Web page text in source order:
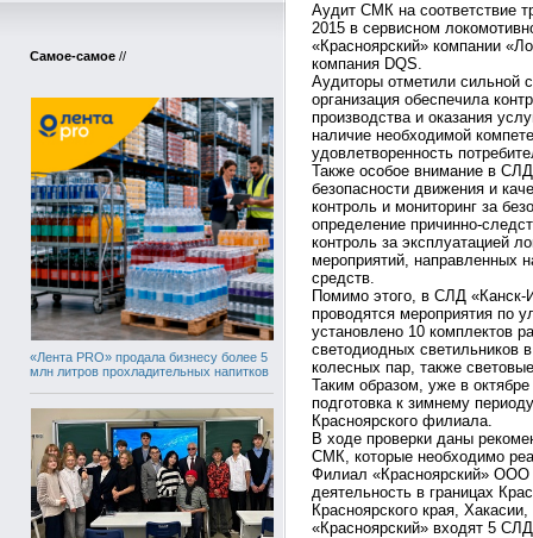
Самое-самое //
«Лента PRO» продала бизнесу более 5
млн литров прохладительных напитков
Аудит СМК на соответствие
2015 в сервисном
«Красноярский» компании
компания DQS.
Аудиторы отметили сильной
организация обеспечила
производства и оказания
наличие необходимой
удовлетворенность
Также особое внимание в
безопасности движения и
контроль и мониторинг за
определение причинно-
контроль за эксплуатацией
мероприятий, направленных
средств.
Помимо этого, в СЛД «Канск-
проводятся мероприятия по
установлено 10 комплектов
светодиодных светильников
колесных пар, также
Таким образом, уже в
подготовка к зимнему
Красноярского филиала.
В ходе проверки даны
СМК, которые необходимо
Филиал «Красноярский» ООО
деятельность в границах
Красноярского края,
«Красноярский» входят 5